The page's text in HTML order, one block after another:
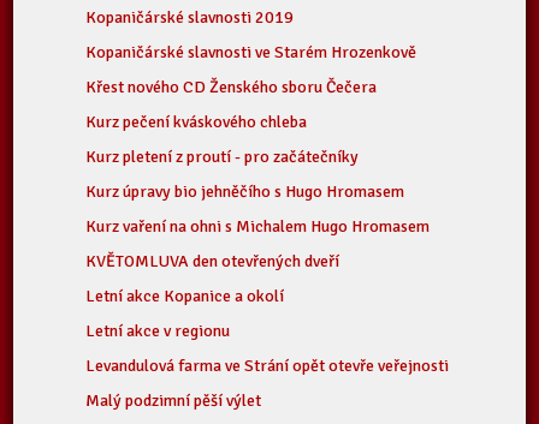
Kopaničárské slavnosti 2019
Kopaničárské slavnosti ve Starém Hrozenkově
Křest nového CD Ženského sboru Čečera
Kurz pečení kváskového chleba
Kurz pletení z proutí - pro začátečníky
Kurz úpravy bio jehněčího s Hugo Hromasem
Kurz vaření na ohni s Michalem Hugo Hromasem
KVĚTOMLUVA den otevřených dveří
Letní akce Kopanice a okolí
Letní akce v regionu
Levandulová farma ve Strání opět otevře veřejnosti
Malý podzimní pěší výlet